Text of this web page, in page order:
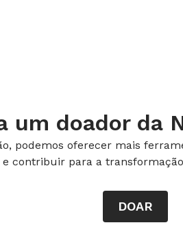
um doador da
podemos oferecer mais
e contribuir para a
DOAR